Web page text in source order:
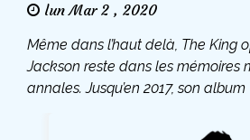
lun Mar 2 , 2020
Même dans l’haut delà, The King
Jackson reste dans les mémoires
annales. Jusqu’en 2017, son